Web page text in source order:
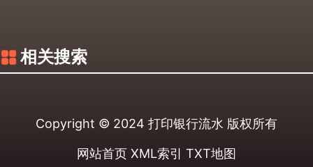
相关搜索
Copyright © 2024 打印银行流水 版权所有
网站首页 XML索引 TXT地图